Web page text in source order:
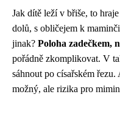
Jak dítě leží v břiše, to
dolů, s obličejem k
jinak? Poloha zadečkem,
pořádně zkomplikovat. V
sáhnout po císařském
možný, ale rizika pro